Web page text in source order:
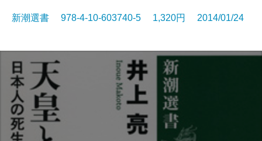
新潮選書 978-4-10-603740-5 1,320円 2014/01/24